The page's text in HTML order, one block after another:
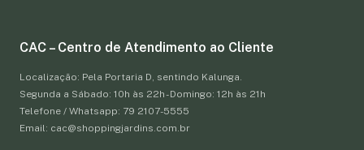
CAC – Centro de Atendimento ao Cliente
Localização: Pela Portaria D, sentindo Kalunga.
Segunda a Sábado: 10h às 22h - Domingo: 12h às 21h
Telefone / Whatsapp: 79 2107-5555
Email: cac@shoppingjardins.com.br